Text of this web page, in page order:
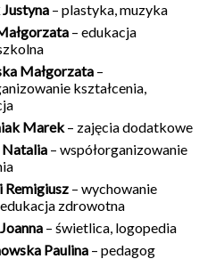
– plastyka, muzyka
– edukacja
Małgorzata –
kształcenia,
Marek– zajęcia dodatkowe
– współorganizowanie
– wychowanie
zdrowotna
– świetlica, logopedia
Paulina – pedagog